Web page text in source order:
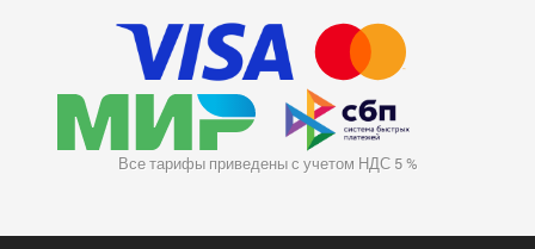
Все тарифы приведены с учетом НДС 5 %